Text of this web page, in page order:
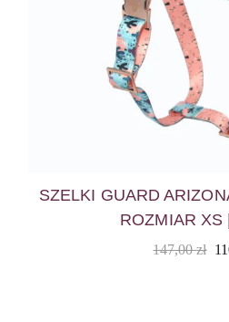
SZELKI GUARD
ROZMIAR XS
147,00zł